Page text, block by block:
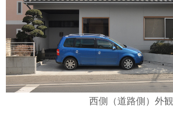
西側（道路側）外観